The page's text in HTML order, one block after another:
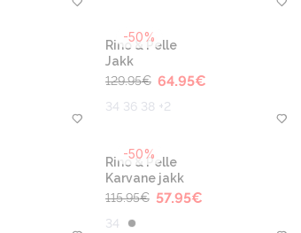
-50%
Rino & Pelle
Jakk
129.95€ 64.95€
34 36 38 +2
-50%
Rino & Pelle
Karvane jakk
115.95€ 57.95€
34